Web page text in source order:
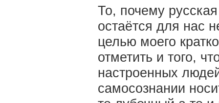
То, почему
остаётся для нас
целью моего
отметить и того,
настроенных
самосознании